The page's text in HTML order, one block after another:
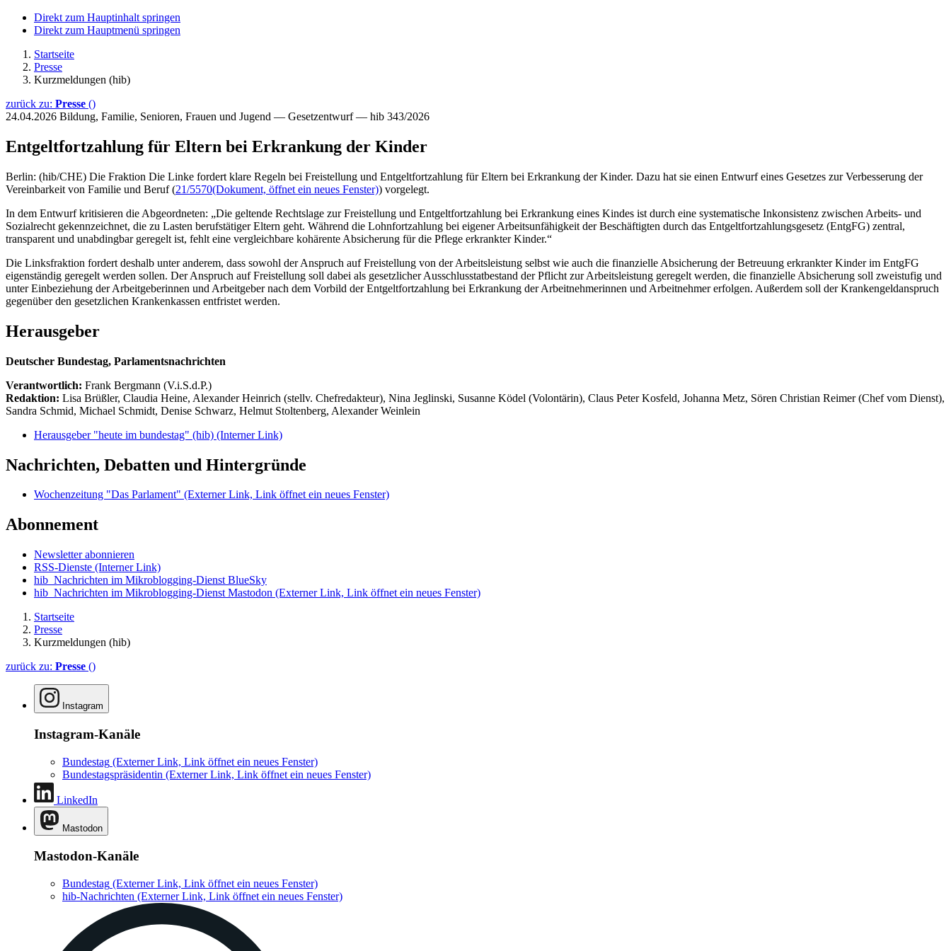
Direkt zum Hauptinhalt springen
Direkt zum Hauptmenü springen
Startseite
Presse
Kurzmeldungen (hib)
zurück zu: Presse ()
24.04.2026 Bildung, Familie, Senioren, Frauen und Jugend — Gesetzentwurf — hib 343/2026
Entgeltfortzahlung für Eltern bei Erkrankung der Kinder
Berlin: (hib/CHE) Die Fraktion Die Linke fordert klare Regeln bei Freistellung und Entgeltfortzahlung für Eltern bei Erkrankung der Kinder. Dazu hat sie einen Entwurf eines Gesetzes zur Verbesserung der
Vereinbarkeit von Familie und Beruf (21/5570(Dokument, öffnet ein neues Fenster)) vorgelegt.
In dem Entwurf kritisieren die Abgeordneten: „Die geltende Rechtslage zur Freistellung und Entgeltfortzahlung bei Erkrankung eines Kindes ist durch eine systematische Inkonsistenz zwischen Arbeits- und
Sozialrecht gekennzeichnet, die zu Lasten berufstätiger Eltern geht. Während die Lohnfortzahlung bei eigener Arbeitsunfähigkeit der Beschäftigten durch das Entgeltfortzahlungsgesetz (EntgFG) zentral,
transparent und unabdingbar geregelt ist, fehlt eine vergleichbare kohärente Absicherung für die Pflege erkrankter Kinder.“
Die Linksfraktion fordert deshalb unter anderem, dass sowohl der Anspruch auf Freistellung von der Arbeitsleistung selbst wie auch die finanzielle Absicherung der Betreuung erkrankter Kinder im EntgFG
eigenständig geregelt werden sollen. Der Anspruch auf Freistellung soll dabei als gesetzlicher Ausschlusstatbestand der Pflicht zur Arbeitsleistung geregelt werden, die finanzielle Absicherung soll zweistufig und
unter Einbeziehung der Arbeitgeberinnen und Arbeitgeber nach dem Vorbild der Entgeltfortzahlung bei Erkrankung der Arbeitnehmerinnen und Arbeitnehmer erfolgen. Außerdem soll der Krankengeldanspruch
gegenüber den gesetzlichen Krankenkassen entfristet werden.
Herausgeber
Deutscher Bundestag, Parlamentsnachrichten
Verantwortlich: Frank Bergmann (V.i.S.d.P.)
Redaktion: Lisa Brüßler, Claudia Heine, Alexander Heinrich (stellv. Chefredakteur), Nina Jeglinski, Susanne Ködel (Volontärin), Claus Peter Kosfeld, Johanna Metz, Sören Christian Reimer (Chef vom Dienst),
Sandra Schmid, Michael Schmidt, Denise Schwarz, Helmut Stoltenberg, Alexander Weinlein
Herausgeber "heute im bundestag" (hib) (Interner Link)
Nachrichten, Debatten und Hintergründe
Wochenzeitung "Das Parlament" (Externer Link, Link öffnet ein neues Fenster)
Abonnement
Newsletter abonnieren
RSS-Dienste (Interner Link)
hib_Nachrichten im Mikroblogging-Dienst BlueSky
hib_Nachrichten im Mikroblogging-Dienst Mastodon (Externer Link, Link öffnet ein neues Fenster)
Startseite
Presse
Kurzmeldungen (hib)
zurück zu: Presse ()
Instagram
Instagram-Kanäle
Bundestag (Externer Link, Link öffnet ein neues Fenster)
Bundestagspräsidentin (Externer Link, Link öffnet ein neues Fenster)
LinkedIn
Mastodon
Mastodon-Kanäle
Bundestag (Externer Link, Link öffnet ein neues Fenster)
hib-Nachrichten (Externer Link, Link öffnet ein neues Fenster)